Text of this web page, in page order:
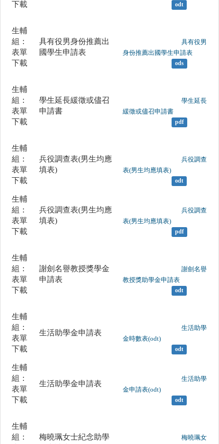
下載
odt
生輔
組：
表單
下載
具有役男身份推薦出
國學生申請表
身份推薦出國學生申請表
ods
生輔
組：
表單
下載
學生延長緩徵或儘召
申請書
緩徵或儘召申請書
pdf
生輔
組：
表單
下載
兵役調查表(男生均應
填表)
表(男生均應填表)
odt
生輔
組：
表單
下載
兵役調查表(男生均應
填表)
表(男生均應填表)
pdf
生輔
組：
表單
下載
謝劍名譽教授獎學金
申請表
教授獎助學金申請表
odt
生輔
組：
表單
下載
生活助學金申請表
金時數表(odt)
odt
生輔
組：
表單
下載
生活助學金申請表
金申請表(odt)
odt
生輔
組：
梅曉珮女士紀念助學